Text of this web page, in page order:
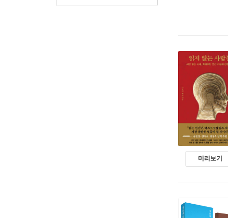
미리보기